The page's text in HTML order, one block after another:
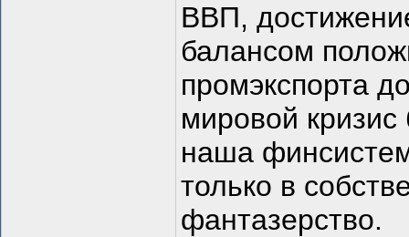
ВВП,
балансом
промэкспорта
мировой кризис
наша
только в
фантазерство.